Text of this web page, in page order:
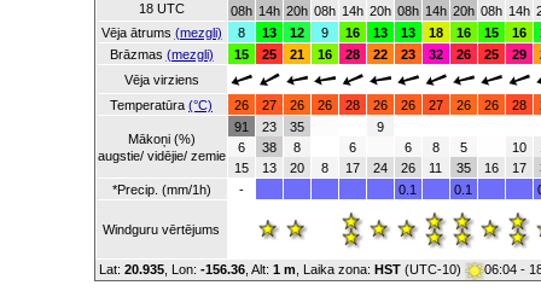
18 UTC
08h 14h 20h 08h 14h 20h 08h 14h 20h 08h 14h
Vēja ātrums (mezgli) 8 13 12 9 16 13 13 18 16 15 16
Brāzmas (mezgli) 15 25 21 16 28 22 23 32 26 25 29
Vēja virziens
Temperatūra (°C) 26 27 26 26 28 26 26 27 26 26 28
Mākoņi (%)
augstie/ vidējie/ zemie
91
6
15
23
38
13
35
8
20
8
6
17
9
24
6
26
8
11
5
35
16
10
17
*Precip. (mm/1h)
- 0.1 0.1
Windguru vērtējums
Lat: 20.935, Lon: -156.36, Alt: 1 m , Laika zona: HST(UTC-10) 06:04 -